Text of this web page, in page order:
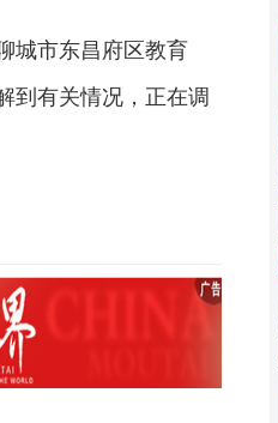
城市东昌府区教育
到有关情况，正在调